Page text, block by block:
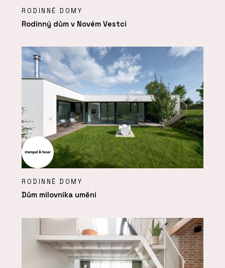
RODINNÉ DOMY
Rodinný dům v Novém Vestci
RODINNÉ DOMY
Dům milovníka umění